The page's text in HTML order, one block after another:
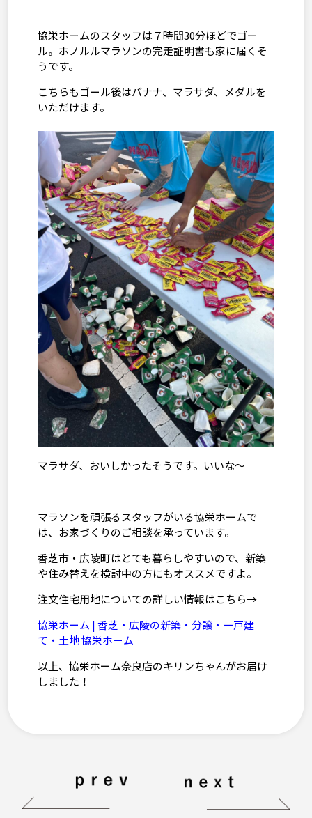
協栄ホームのスタッフは７時間30分ほどでゴー
ル。ホノルルマラソンの完走証明書も家に届くそ
うです。
こちらもゴール後はバナナ、マラサダ、メダルを
いただけます。
マラサダ、おいしかったそうです。いいな～
マラソンを頑張るスタッフがいる協栄ホームで
は、お家づくりのご相談を承っています。
香芝市・広陵町はとても暮らしやすいので、新築
や住み替えを検討中の方にもオススメですよ。
注文住宅用地についての詳しい情報はこちら→
協栄ホーム | 香芝・広陵の新築・分譲・一戸建
て・土地 協栄ホーム
以上、協栄ホーム奈良店のキリンちゃんがお届け
しました！